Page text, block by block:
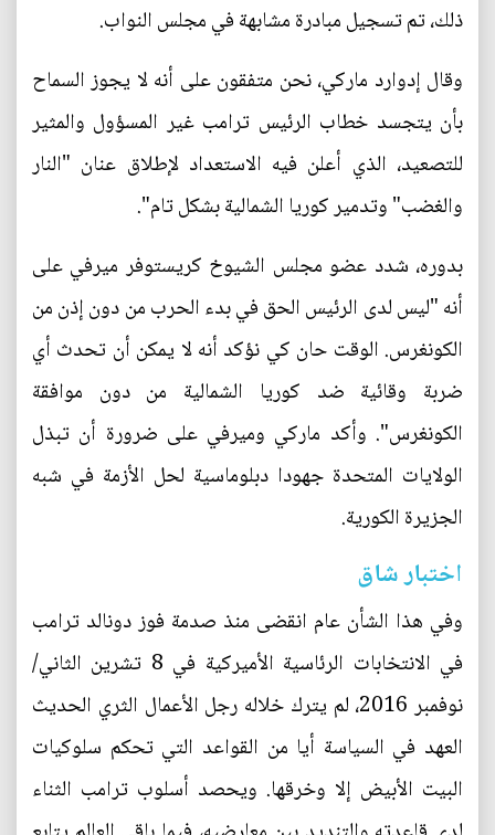
ذلك، تم تسجيل مبادرة مشابهة في مجلس النواب.
وقال إدوارد ماركي، نحن متفقون على أنه لا يجوز السماح
بأن يتجسد خطاب الرئيس ترامب غير المسؤول والمثير
للتصعيد، الذي أعلن فيه الاستعداد لإطلاق عنان "النار
والغضب" وتدمير كوريا الشمالية بشكل تام".
بدوره، شدد عضو مجلس الشيوخ كريستوفر ميرفي على
أنه "ليس لدى الرئيس الحق في بدء الحرب من دون إذن من
الكونغرس. الوقت حان كي نؤكد أنه لا يمكن أن تحدث أي
ضربة وقائية ضد كوريا الشمالية من دون موافقة
الكونغرس". وأكد ماركي وميرفي على ضرورة أن تبذل
الولايات المتحدة جهودا دبلوماسية لحل الأزمة في شبه
الجزيرة الكورية.
اختبار شاق
وفي هذا الشأن عام انقضى منذ صدمة فوز دونالد ترامب
في الانتخابات الرئاسية الأميركية في 8 تشرين الثاني/
نوفمبر 2016، لم يترك خلاله رجل الأعمال الثري الحديث
العهد في السياسة أيا من القواعد التي تحكم سلوكيات
البيت الأبيض إلا وخرقها. ويحصد أسلوب ترامب الثناء